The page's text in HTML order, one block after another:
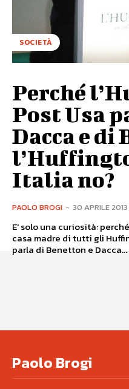
SOCIETÀ
Perché
Post Usa
Dacca e di
Italia no?
PAOLO BROGI - 30 APRILE 2013
E' solo una curiosità:
casa madre di tutti gli
parla di Benetton e Dacca...
Paolo Brogi